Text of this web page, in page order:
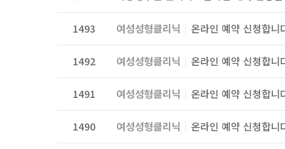
1493 여성성형클리닉 온라인 예약 신청합니
1492 여성성형클리닉 온라인 예약 신청합니
1491 여성성형클리닉 온라인 예약 신청합니
1490 여성성형클리닉 온라인 예약 신청합니